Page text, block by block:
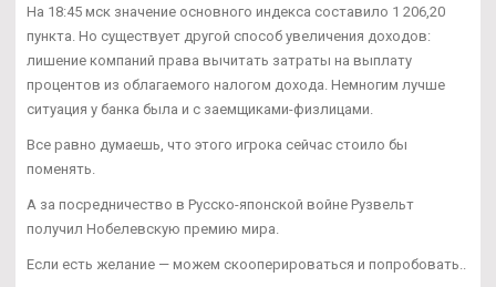
На 18:45 мск значение основного индекса составило 1 206,20
пункта. Но существует другой способ увеличения доходов:
лишение компаний права вычитать затраты на выплату
процентов из облагаемого налогом дохода. Немногим лучше
ситуация у банка была и с заемщиками-физлицами.
Все равно думаешь, что этого игрока сейчас стоило бы
поменять.
А за посредничество в Русско-японской войне Рузвельт
получил Нобелевскую премию мира.
Если есть желание — можем скооперироваться и попробовать..